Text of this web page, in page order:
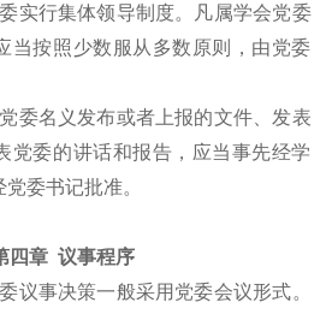
实行集体领导制度。凡属学会党委
当按照少数服从多数原则，由党委
委名义发布或者上报的文件、发表
党委的讲话和报告，应当事先经学
委书记批准。
四章 议事程序
议事决策一般采用党委会议形式。